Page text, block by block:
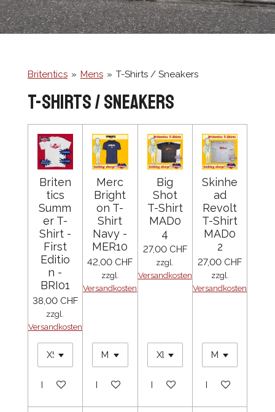
Britentics » Mens » T-Shirts / Sneakers
T-Shirts / Sneakers
Briten
tics
Summ
er T-
Shirt -
First
Editio
n -
BRI01
38,00 CHF
zzgl.
Versandkosten
In den Warenkorb
Merc
Bright
on T-
Shirt
Navy -
MER10
42,00 CHF
zzgl.
Versandkosten
In den Warenkorb
Big
Shot
T-Shirt
MAD0
4
27,00 CHF
zzgl.
Versandkosten
In den Warenkorb
Skinhe
ad
Revolt
T-Shirt
MAD0
2
27,00 CHF
zzgl.
Versandkosten
In den